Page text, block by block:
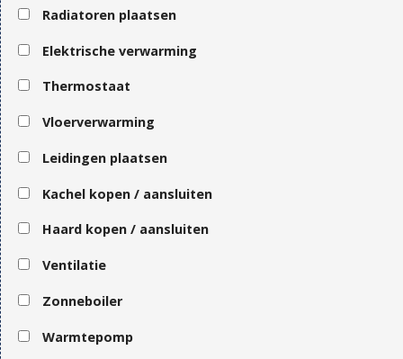
Radiatoren plaatsen
Elektrische verwarming
Thermostaat
Vloerverwarming
Leidingen plaatsen
Kachel kopen / aansluiten
Haard kopen / aansluiten
Ventilatie
Zonneboiler
Warmtepomp